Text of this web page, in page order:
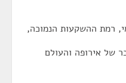
רמת ההשקעות הנמוכה,
של אירופה והעולם